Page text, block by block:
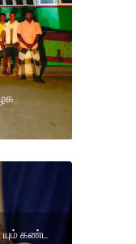
யும் கண்ட